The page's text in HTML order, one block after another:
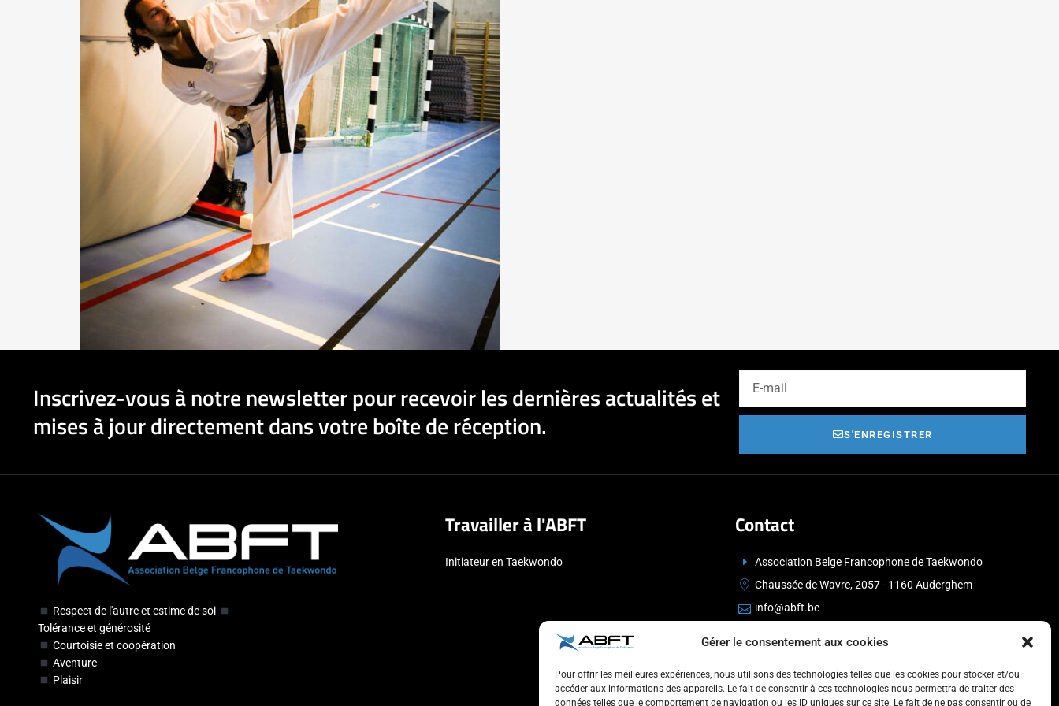
Gérer le consentement aux cookies
Pour offrir les meilleures expériences, nous utilisons des technologies telles que les cookies pour stocker et/ou
accéder aux informations des appareils. Le fait de consentir à ces technologies nous permettra de traiter des
données telles que le comportement de navigation ou les ID uniques sur ce site. Le fait de ne pas consentir ou de
Inscrivez-vous à notre newsletter pour recevoir les dernières actualités et
mises à jour directement dans votre boîte de réception.
S'ENREGISTRER
Respect de l'autre et estime de soi
Tolérance et générosité
Courtoisie et coopération
Aventure
Plaisir
Travailler à l'ABFT
Initiateur en Taekwondo
Contact
Association Belge Francophone de Taekwondo
Chaussée de Wavre, 2057 - 1160 Auderghem
info@abft.be